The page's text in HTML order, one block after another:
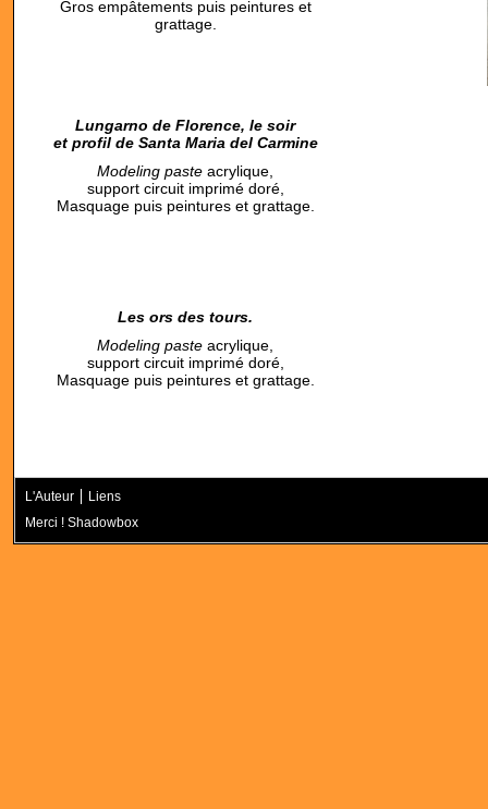
Gros empâtements puis peintures et
grattage.
Lungarno de Florence, le soir
et profil de Santa Maria del Carmine
Modeling paste acrylique,
support circuit imprimé doré,
Masquage puis peintures et grattage.
Les ors des tours.
Modeling paste acrylique,
support circuit imprimé doré,
Masquage puis peintures et grattage.
L'Auteur
Liens
Merci ! Shadowbox